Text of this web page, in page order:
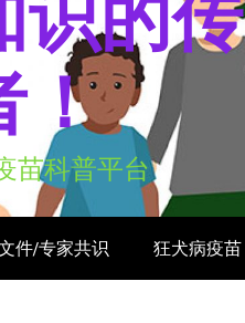
识的传
！
苗科普平台
件/专家共识 狂犬病疫苗